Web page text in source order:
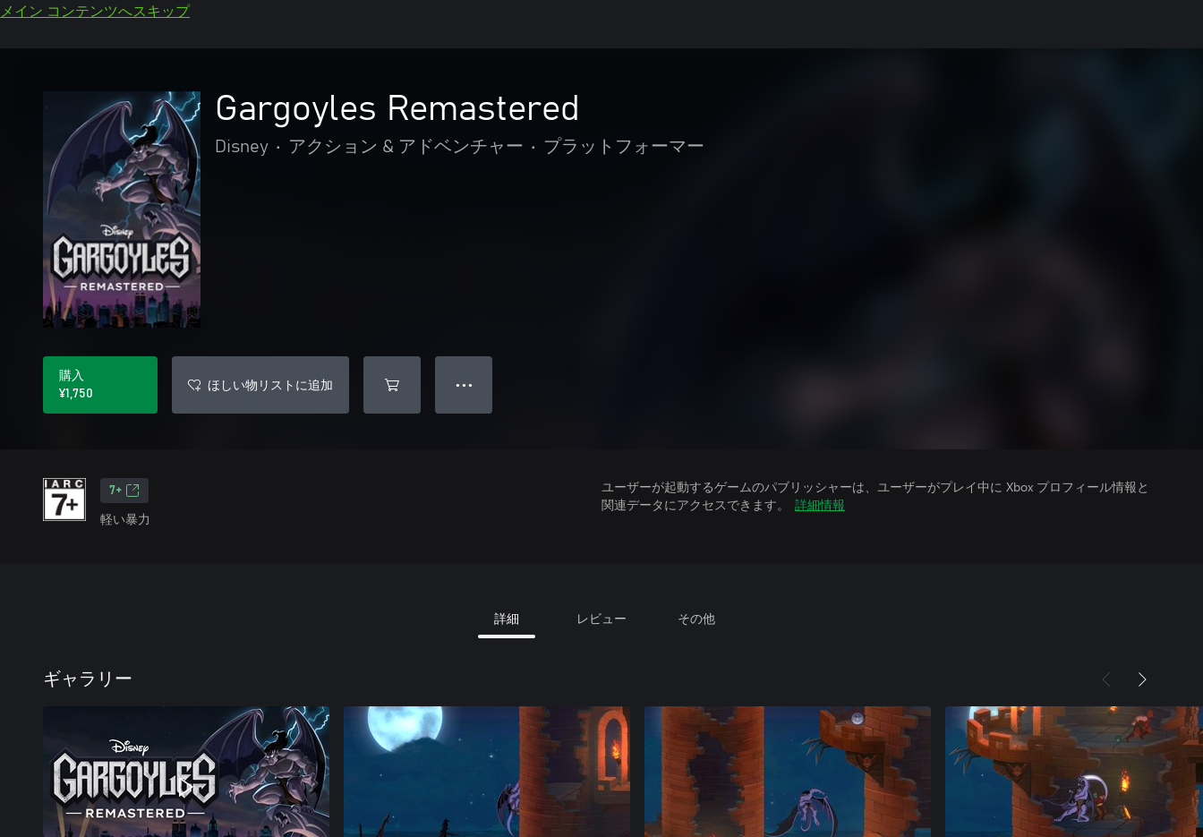
メイン コンテンツへスキップ
Gargoyles Remastered
Disney • アクション & アドベンチャー • プラットフォーマー
購入
¥1,750
ほしい物リストに追加 ● ● ●
7+
軽い暴力
ユーザーが起動するゲームのパブリッシャーは、ユーザーがプレイ中に Xbox プロフィール情報と
関連データにアクセスできます。
詳細情報
詳細 レビュー その他
ギャラリー